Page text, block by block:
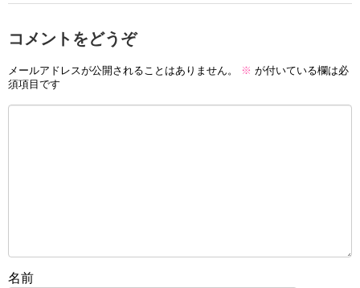
コメントをどうぞ
メールアドレスが公開されることはありません。 ※ が付いている欄は必
須項目です
名前